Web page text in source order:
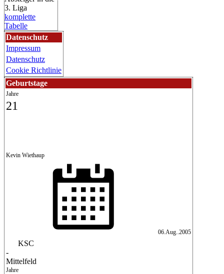
3. Liga
komplette
Tabelle
Datenschutz
Impressum
Datenschutz
Cookie Richtlinie
Geburtstage
Jahre
21
Kevin Wiethaup
06.Aug..2005
KSC
-
Mittelfeld
Jahre